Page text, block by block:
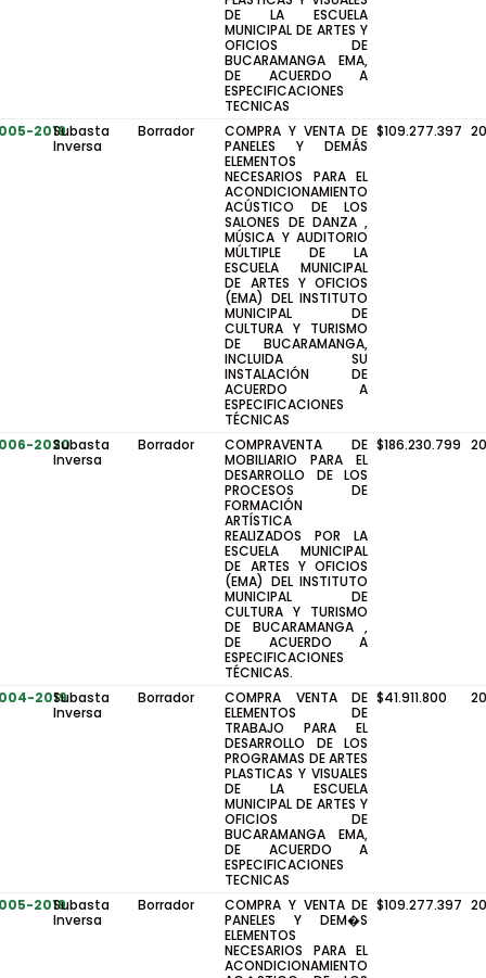
DE LA ESCUELA
MUNICIPAL DE ARTES Y
OFICIOS DE
BUCARAMANGA EMA,
DE ACUERDO A
ESPECIFICACIONES
TECNICAS
2019Subasta
Inversa
Borrador
COMPRA Y VENTA DE
PANELES Y DEMÁS
ELEMENTOS
NECESARIOS PARA EL
ACONDICIONAMIENTO
ACÚSTICO DE LOS
SALONES DE DANZA ,
MÚSICA Y AUDITORIO
MÚLTIPLE DE LA
ESCUELA MUNICIPAL
DE ARTES Y OFICIOS
(EMA) DEL INSTITUTO
MUNICIPAL DE
CULTURA Y TURISMO
DE BUCARAMANGA,
INCLUIDA SU
INSTALACIÓN DE
ACUERDO A
ESPECIFICACIONES
TÉCNICAS
$109.277.397
2020Subasta
Inversa
Borrador
COMPRAVENTA DE
MOBILIARIO PARA EL
DESARROLLO DE LOS
PROCESOS DE
FORMACIÓN
ARTÍSTICA
REALIZADOS POR LA
ESCUELA MUNICIPAL
DE ARTES Y OFICIOS
(EMA) DEL INSTITUTO
MUNICIPAL DE
CULTURA Y TURISMO
DE BUCARAMANGA ,
DE ACUERDO A
ESPECIFICACIONES
TÉCNICAS.
$186.230.799
2019Subasta
Inversa
Borrador
COMPRA VENTA DE
ELEMENTOS DE
TRABAJO PARA EL
DESARROLLO DE LOS
PROGRAMAS DE ARTES
PLASTICAS Y VISUALES
DE LA ESCUELA
MUNICIPAL DE ARTES Y
OFICIOS DE
BUCARAMANGA EMA,
DE ACUERDO A
ESPECIFICACIONES
TECNICAS
$41.911.800
2019Subasta
Inversa
Borrador
COMPRA Y VENTA DE
PANELES Y DEM�S
ELEMENTOS
NECESARIOS PARA EL
ACONDICIONAMIENTO
$109.277.397